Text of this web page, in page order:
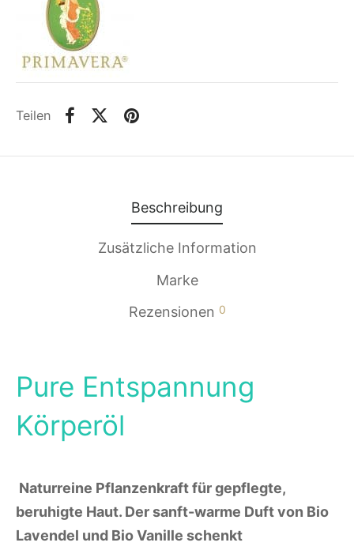
Teilen
Beschreibung
Zusätzliche Information
Marke
Rezensionen 0
Pure Entspannung
Körperöl
Naturreine Pflanzenkraft für gepflegte,
beruhigte Haut. Der sanft-warme Duft von Bio
Lavendel und Bio Vanille schenkt